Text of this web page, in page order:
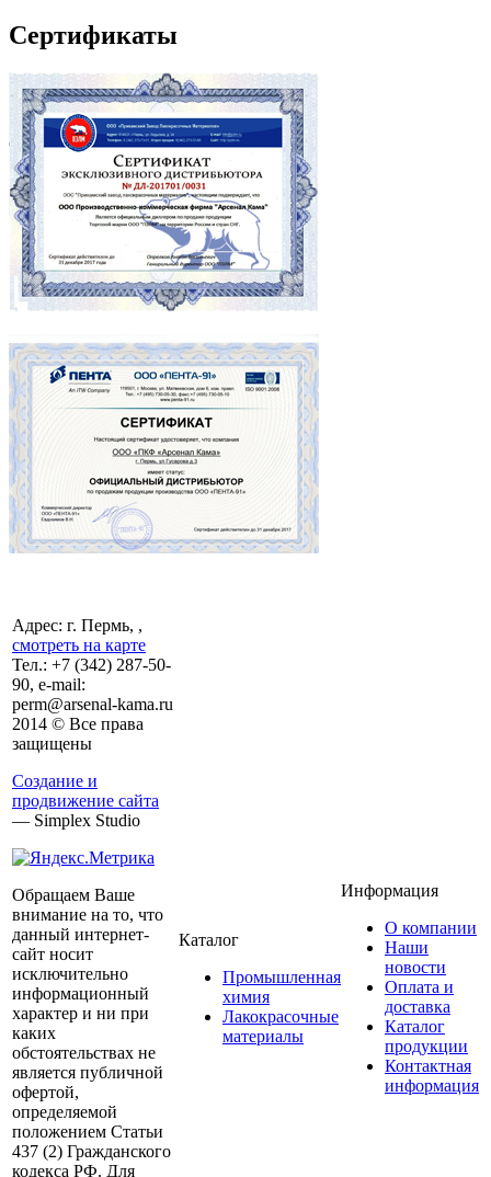
Сертификаты
Адрес: г. Пермь, ,
смотреть на карте
Тел.: +7 (342) 287-50-
90, e-mail:
perm@arsenal-kama.ru
2014 © Все права
защищены
Создание и
продвижение сайта
— Simplex Studio
Обращаем Ваше
внимание на то, что
данный интернет-
сайт носит
исключительно
информационный
характер и ни при
каких
обстоятельствах не
является публичной
офертой,
определяемой
положением Статьи
437 (2) Гражданского
кодекса РФ. Для
Каталог
Промышленная
химия
Лакокрасочные
материалы
Информация
О компании
Наши
новости
Оплата и
доставка
Каталог
продукции
Контактная
информация